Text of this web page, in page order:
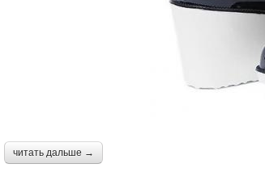
читать дальше →